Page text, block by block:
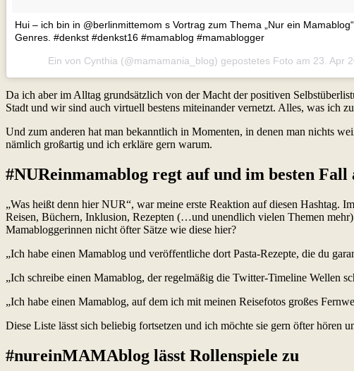
Hui – ich bin in @berlinmittemom s Vortrag zum Thema „Nur ein
Genres. #denkst #denkst16 #mamablog #mamablogger
Ein von Cynthia (@mamamania_blog) gepostetes Foto am 23. Apr
Da ich aber im Alltag grundsätzlich von der Macht der positiven
Stadt und wir sind auch virtuell bestens miteinander vernetzt. Alles, was ich
Und zum anderen hat man bekanntlich in Momenten, in denen man nichts
nämlich großartig und ich erkläre gern warum.
#NUReinmamablog regt auf und im besten Fall
„Was heißt denn hier NUR“, war meine erste Reaktion auf diesen Hashtag.
Reisen, Büchern, Inklusion, Rezepten (…und unendlich vielen Themen
Mamabloggerinnen nicht öfter Sätze wie diese hier?
„Ich habe einen Mamablog und veröffentliche dort Pasta-Rezepte, die du
„Ich schreibe einen Mamablog, der regelmäßig die Twitter-Timeline Wellen
„Ich habe einen Mamablog, auf dem ich mit meinen Reisefotos großes
Diese Liste lässt sich beliebig fortsetzen und ich möchte sie gern öfter hören
#nureinMAMAblog lässt Rollenspiele zu